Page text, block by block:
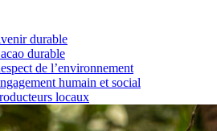
durable
durable
de l’environnement
humain et social
locaux